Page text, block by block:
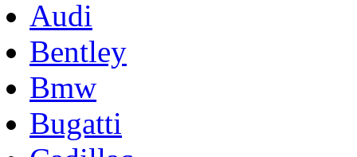
Audi
Bentley
Bmw
Bugatti